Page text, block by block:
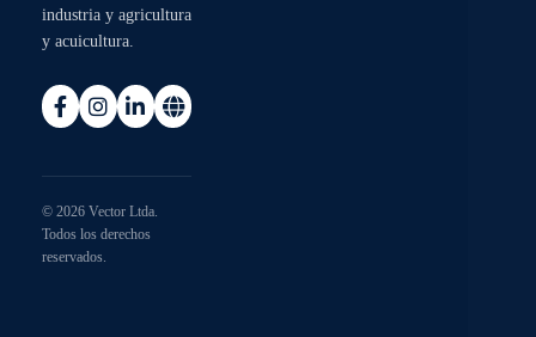
industria y agricultura
y acuicultura.
© 2026 Vector Ltda.
Todos los derechos
reservados.